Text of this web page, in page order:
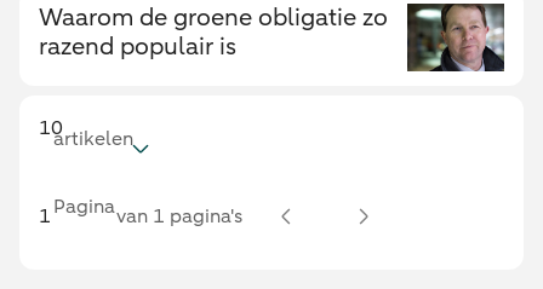
Waarom de groene obligatie zo
razend populair is
10artikelen
Paginavan 1 pagina's